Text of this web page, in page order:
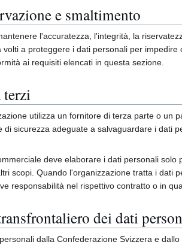
e smaltimento
l'accuratezza, l'integrità, la
volti a proteggere i dati personali per
ai requisiti elencati in questa sezione.
terzi
utilizza un fornitore di terza parte o
di sicurezza adeguate a salvaguardare i dati
deve elaborare i dati personali
scopi. Quando l'organizzazione tratta i dati
responsabilità nel rispettivo contratto o in
dei dati
dalla Confederazione Svizzera e